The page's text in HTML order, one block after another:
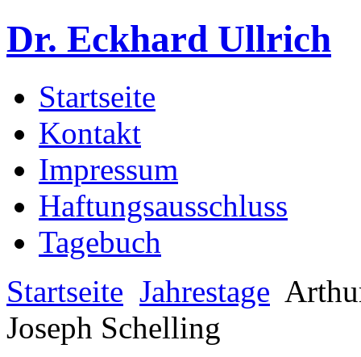
Dr. Eckhard Ullrich
Startseite
Kontakt
Impressum
Haftungsausschluss
Tagebuch
Startseite Jahrestage
Joseph Schelling